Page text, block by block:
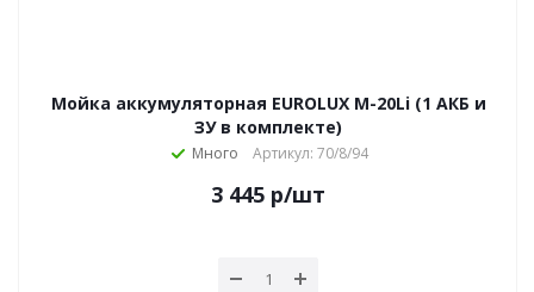
Мойка аккумуляторная EUROLUX M-20Li (1 АКБ и
ЗУ в комплекте)
Много Артикул: 70/8/94
3 445 р/шт